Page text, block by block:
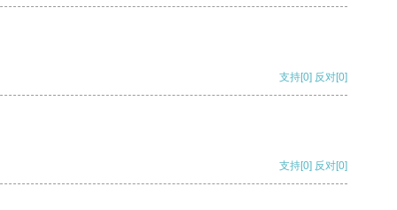
支持[0] 反对[0]
支持[0] 反对[0]